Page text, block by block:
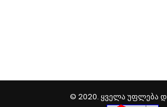
© 2020. ᲧᲕᲔᲚᲐ ᲣᲤᲚᲔᲑᲐ